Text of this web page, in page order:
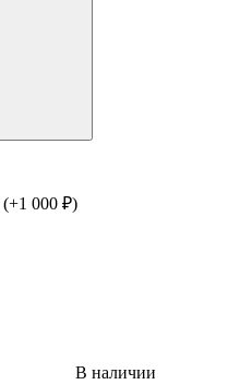
(+1 000 ₽)
В наличии